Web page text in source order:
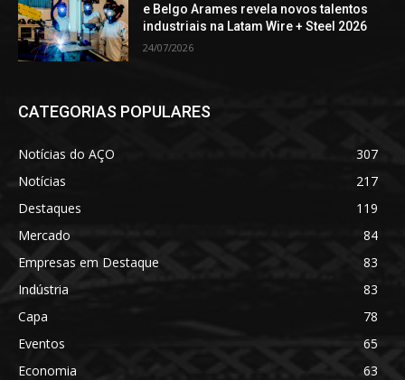
e Belgo Arames revela novos talentos
industriais na Latam Wire + Steel 2026
24/07/2026
CATEGORIAS POPULARES
Notícias do AÇO
307
Notícias
217
Destaques
119
Mercado
84
Empresas em Destaque
83
Indústria
83
Capa
78
Eventos
65
Economia
63